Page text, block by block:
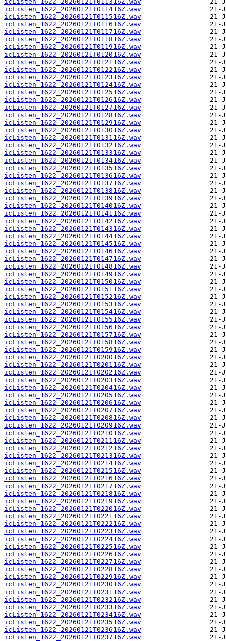
icListen_1622_20260121T011416Z.wav
icListen_1622_20260121T011516Z.wav
icListen_1622_20260121T011616Z.wav
icListen_1622_20260121T011716Z.wav
icListen_1622_20260121T011816Z.wav
icListen_1622_20260121T011916Z.wav
icListen_1622_20260121T012016Z.wav
icListen_1622_20260121T012116Z.wav
icListen_1622_20260121T012216Z.wav
icListen_1622_20260121T012316Z.wav
icListen_1622_20260121T012416Z.wav
icListen_1622_20260121T012516Z.wav
icListen_1622_20260121T012616Z.wav
icListen_1622_20260121T012716Z.wav
icListen_1622_20260121T012816Z.wav
icListen_1622_20260121T012916Z.wav
icListen_1622_20260121T013016Z.wav
icListen_1622_20260121T013116Z.wav
icListen_1622_20260121T013216Z.wav
icListen_1622_20260121T013316Z.wav
icListen_1622_20260121T013416Z.wav
icListen_1622_20260121T013516Z.wav
icListen_1622_20260121T013616Z.wav
icListen_1622_20260121T013716Z.wav
icListen_1622_20260121T013816Z.wav
icListen_1622_20260121T013916Z.wav
icListen_1622_20260121T014016Z.wav
icListen_1622_20260121T014116Z.wav
icListen_1622_20260121T014216Z.wav
icListen_1622_20260121T014316Z.wav
icListen_1622_20260121T014416Z.wav
icListen_1622_20260121T014516Z.wav
icListen_1622_20260121T014616Z.wav
icListen_1622_20260121T014716Z.wav
icListen_1622_20260121T014816Z.wav
icListen_1622_20260121T014916Z.wav
icListen_1622_20260121T015016Z.wav
icListen_1622_20260121T015116Z.wav
icListen_1622_20260121T015216Z.wav
icListen_1622_20260121T015316Z.wav
icListen_1622_20260121T015416Z.wav
icListen_1622_20260121T015516Z.wav
icListen_1622_20260121T015616Z.wav
icListen_1622_20260121T015716Z.wav
icListen_1622_20260121T015816Z.wav
icListen_1622_20260121T015916Z.wav
icListen_1622_20260121T020016Z.wav
icListen_1622_20260121T020116Z.wav
icListen_1622_20260121T020216Z.wav
icListen_1622_20260121T020316Z.wav
icListen_1622_20260121T020416Z.wav
icListen_1622_20260121T020516Z.wav
icListen_1622_20260121T020616Z.wav
icListen_1622_20260121T020716Z.wav
icListen_1622_20260121T020816Z.wav
icListen_1622_20260121T020916Z.wav
icListen_1622_20260121T021016Z.wav
icListen_1622_20260121T021116Z.wav
icListen_1622_20260121T021216Z.wav
icListen_1622_20260121T021316Z.wav
icListen_1622_20260121T021416Z.wav
icListen_1622_20260121T021516Z.wav
icListen_1622_20260121T021616Z.wav
icListen_1622_20260121T021716Z.wav
icListen_1622_20260121T021816Z.wav
icListen_1622_20260121T021916Z.wav
icListen_1622_20260121T022016Z.wav
icListen_1622_20260121T022116Z.wav
icListen_1622_20260121T022216Z.wav
icListen_1622_20260121T022316Z.wav
icListen_1622_20260121T022416Z.wav
icListen_1622_20260121T022516Z.wav
icListen_1622_20260121T022616Z.wav
icListen_1622_20260121T022716Z.wav
icListen_1622_20260121T022816Z.wav
icListen_1622_20260121T022916Z.wav
icListen_1622_20260121T023016Z.wav
icListen_1622_20260121T023116Z.wav
icListen_1622_20260121T023216Z.wav
icListen_1622_20260121T023316Z.wav
icListen_1622_20260121T023416Z.wav
icListen_1622_20260121T023516Z.wav
icListen_1622_20260121T023616Z.wav
icListen_1622_20260121T023716Z.wav